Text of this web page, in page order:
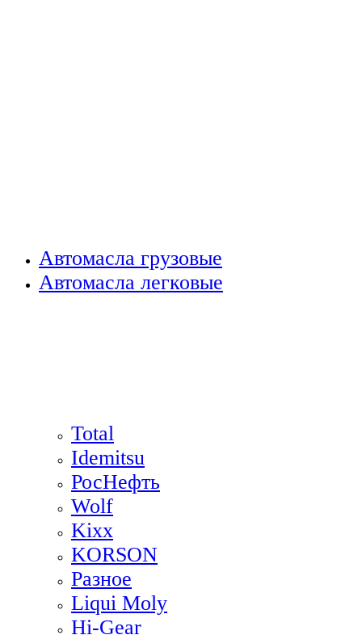
Автомасла грузовые
Автомасла легковые
Total
Idemitsu
РосНефть
Wolf
Kixx
KORSON
Разное
Liqui Moly
Hi-Gear